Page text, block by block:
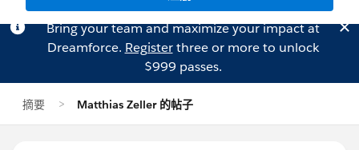
Bring your team and maximize your impact at
Dreamforce. Registerthree or more to unlock
$999 passes.
摘要 Matthias Zeller 的帖子